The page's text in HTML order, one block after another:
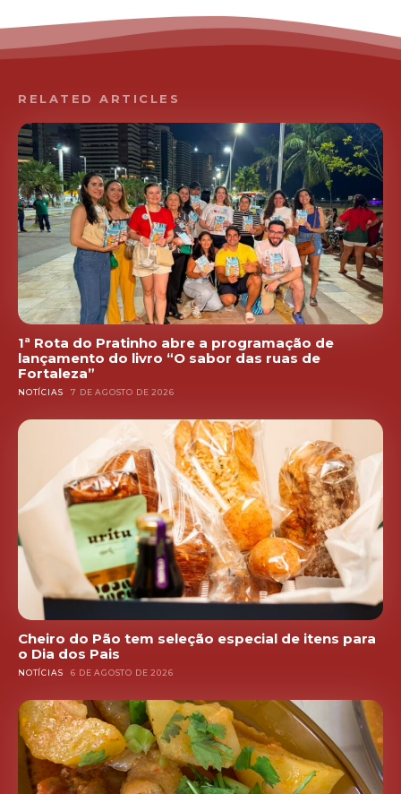
RELATED ARTICLES
1ª Rota do Pratinho abre a programação de
lançamento do livro “O sabor das ruas de
Fortaleza”
NOTÍCIAS 7 DE AGOSTO DE 2026
Cheiro do Pão tem seleção especial de itens para
o Dia dos Pais
NOTÍCIAS 6 DE AGOSTO DE 2026